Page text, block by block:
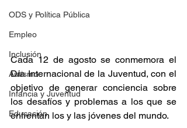
ODS y Política Pública
Empleo
Inclusión
Autismo
Infancia y Juventud
Educación
Cada 12 de agosto se conmemora el
Día Internacional de la Juventud, con el
objetivo de generar conciencia sobre
los desafíos y problemas a los que se
enfrentan los y las jóvenes del mundo.